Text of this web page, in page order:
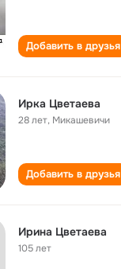
Добавить в друзья
Ирка Цветаева
28 лет, Микашевичи
Добавить в друзья
Ирина Цветаева
105 лет